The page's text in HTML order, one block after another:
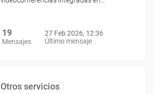
19
Mensajes
27 Feb 2026, 12:36
Último mensaje
Otros servicios